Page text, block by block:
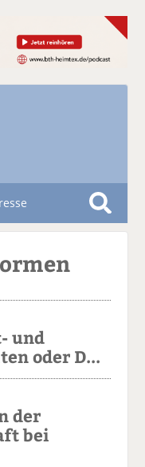
S
und
oder D...
der
bei